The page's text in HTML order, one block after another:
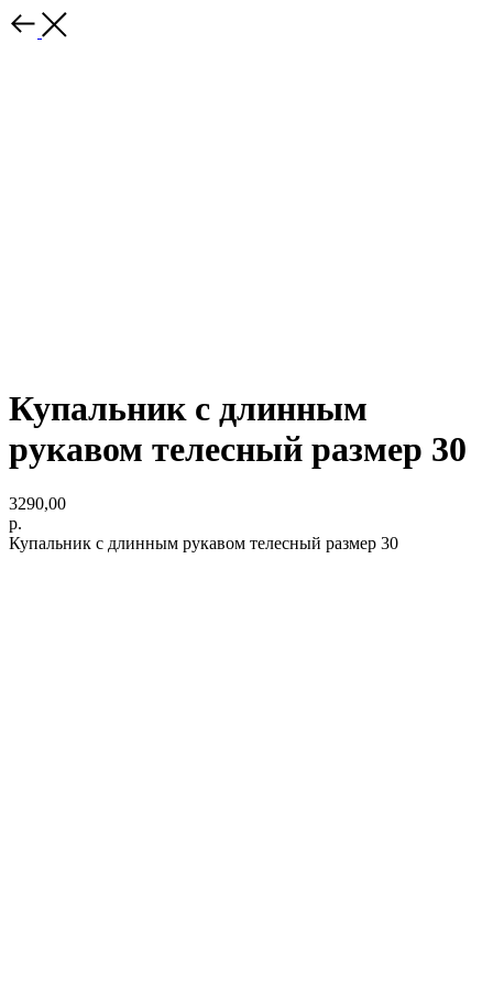
Купальник с длинным
рукавом телесный размер 30
3290,00
р.
Купальник с длинным рукавом телесный размер 30